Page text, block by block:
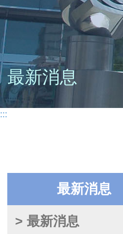
最新消息
:::
最新消息
> 最新消息